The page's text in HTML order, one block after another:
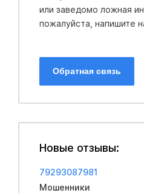
или заведомо ложная
пожалуйста, напишите
Обратная связь
Новые отзывы:
79293087981
Мошенники